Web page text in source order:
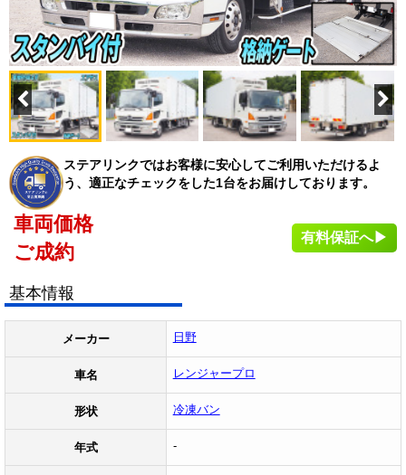
ステアリンクではお客様に安心してご利用いただけるよ
う、適正なチェックをした1台をお届けしております。
車両価格
ご成約
有料保証へ▶
基本情報
メーカー 日野
車名 レンジャープロ
形状 冷凍バン
年式 -